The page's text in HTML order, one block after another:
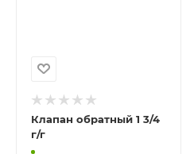
Клапан обратный 1 3/4
г/г